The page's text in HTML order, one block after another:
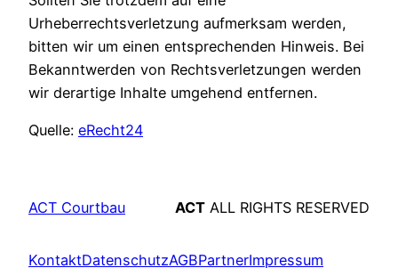
Urheberrechtsverletzung aufmerksam werden,
bitten wir um einen entsprechenden Hinweis. Bei
Bekanntwerden von Rechtsverletzungen werden
wir derartige Inhalte umgehend entfernen.
Quelle: eRecht24
ACT Courtbau ACT ALL RIGHTS RESERVED
KontaktDatenschutzAGBPartnerImpressum